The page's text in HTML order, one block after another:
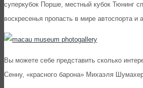
суперкубок Порше, местный кубок Тюнинг
воскресенья пропасть в мире автоспорта и
Вы можете себе представить сколько
Сенну, «красного барона» Михаэля